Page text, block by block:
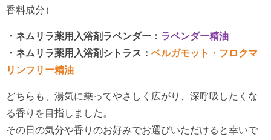
香料成分）
・ネムリラ薬用入浴剤ラベンダー： ラベンダー精油
・ネムリラ薬用入浴剤シトラス： ベルガモット・フロクマ
リンフリー精油
どちらも、湯気に乗ってやさしく広がり、深呼吸したくな
る香りを目指しました。
その日の気分や香りのお好みでお選びいただけると幸いで